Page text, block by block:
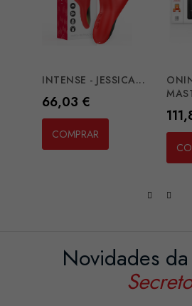
INTENSE - JESSICA...
Preço
66,03 €
COMPRAR
Novidades da
Secreto